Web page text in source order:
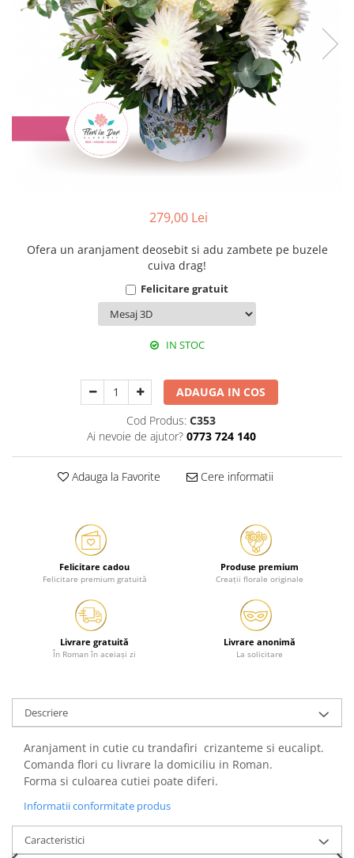
279,00 Lei
Ofera un aranjament deosebit si adu zambete pe buzele
cuiva drag!
Felicitare gratuit
IN STOC
ADAUGA IN COS
Cod Produs: C353
Ai nevoie de ajutor? 0773 724 140
Adauga la Favorite Cere informatii
Felicitare cadou
Felicitare premium gratuită
Produse premium
Creații florale originale
Livrare gratuită
În Roman în aceiași zi
Livrare anonimă
La solicitare
Descriere
Aranjament in cutie cu trandafiri crizanteme si eucalipt.
Comanda flori cu livrare la domiciliu in Roman.
Forma si culoarea cutiei poate diferi.
Informatii conformitate produs
Caracteristici